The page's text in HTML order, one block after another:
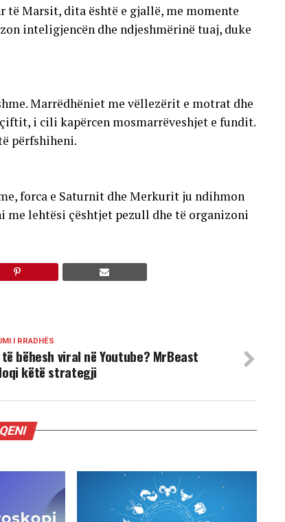
të Marsit, dita është e gjallë, me momente
inteligjencën dhe ndjeshmërinë tuaj, duke
Marrëdhëniet me vëllezërit e motrat dhe
i cili kapërcen mosmarrëveshjet e fundit.
përfshiheni.
forca e Saturnit dhe Merkurit ju ndihmon
me lehtësi çështjet pezull dhe të organizoni
I RRADHËS
bëhesh viral në Youtube? MrBeast
këtë strategji